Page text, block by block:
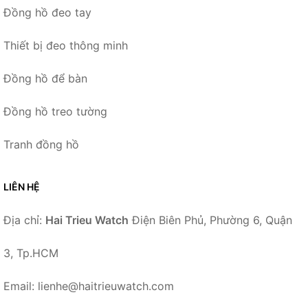
Đồng hồ đeo tay
Thiết bị đeo thông minh
Đồng hồ để bàn
Đồng hồ treo tường
Tranh đồng hồ
LIÊN HỆ
Địa chỉ: Hai Trieu Watch Điện Biên Phủ, Phường 6, Quận
3, Tp.HCM
Email: lienhe@haitrieuwatch.com